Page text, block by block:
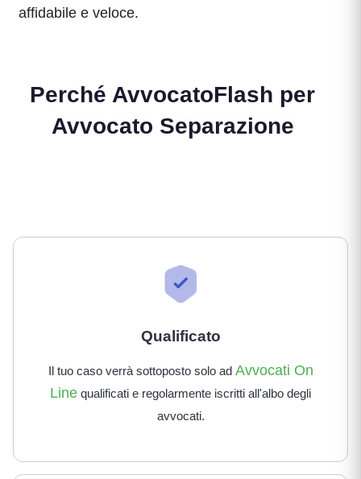
affidabile e veloce.
Perché AvvocatoFlash per
Avvocato Separazione
Qualificato
Il tuo caso verrà sottoposto solo ad Avvocati On
Line qualificati e regolarmente iscritti all'albo degli
avvocati.